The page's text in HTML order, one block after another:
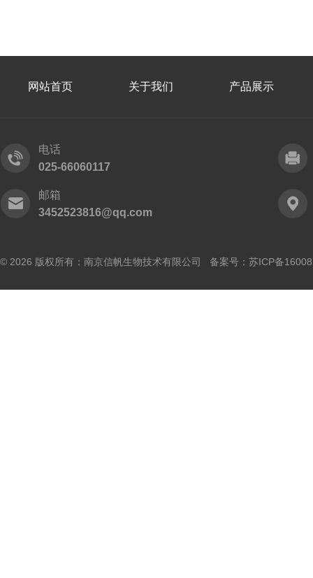
网站首页 关于我们 产品展示
电话
025-66060117
邮箱
3452523816@qq.com
© 2026 版权所有：南京信帆生物技术有限公司 备案号： 苏ICP备